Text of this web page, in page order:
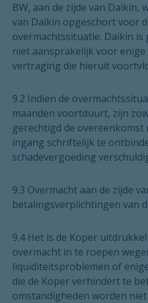
BW, aan de zijde van Daikin,
van Daikin opgeschort voor
overmachtssituatie. Daikin is
niet aansprakelijk voor
vertraging die hieruit
9.2 Indien de
maanden voortduurt, zijn
gerechtigd de overeenkomst
ingang schriftelijk te
schadevergoeding
9.3 Overmacht aan de zijde
betalingsverplichtingen van
9.4 Het is de Koper
overmacht in te roepen
liquiditeitsproblemen of
die de Koper verhindert te
omstandigheden worden